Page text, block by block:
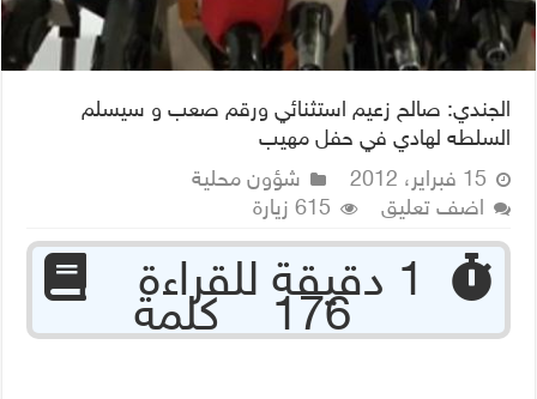
الجندي: صالح زعيم استثنائي ورقم صعب و سيسلم
السلطه لهادي في حفل مهيب
15 فبراير، 2012
شؤون محلية
اضف تعليق
615 زيارة
176 كلمة